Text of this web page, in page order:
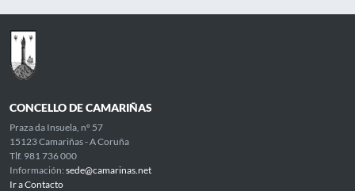
CONCELLO DE CAMARIÑAS
Praza da Insuela, nº 57
15123 Camariñas - A Coruña
Tlf. 981 736 000
Información: sede@camarinas.net
Ir a Contacto